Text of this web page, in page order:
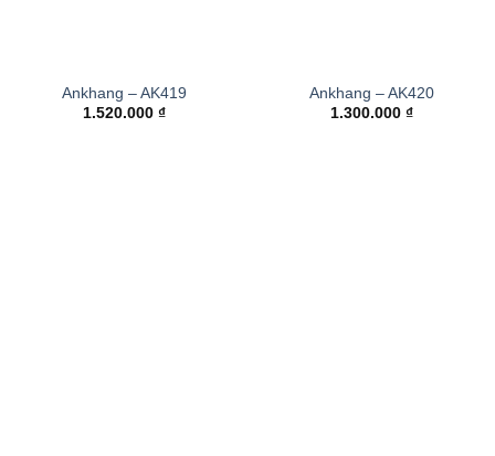
Ankhang – AK419
1.520.000 ₫
Ankhang – AK420
1.300.000 ₫